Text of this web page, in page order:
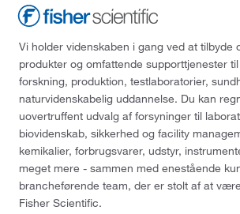
Vi holder videnskaben i gang ved at tilbyde
produkter og omfattende supporttjenester
forskning, produktion, testlaboratorier,
naturvidenskabelig uddannelse. Du kan
uovertruffent udvalg af forsyninger til
biovidenskab, sikkerhed og facility
kemikalier, forbrugsvarer, udstyr,
meget mere - sammen med enestående
brancheførende team, der er stolt af at
Fisher Scientific.